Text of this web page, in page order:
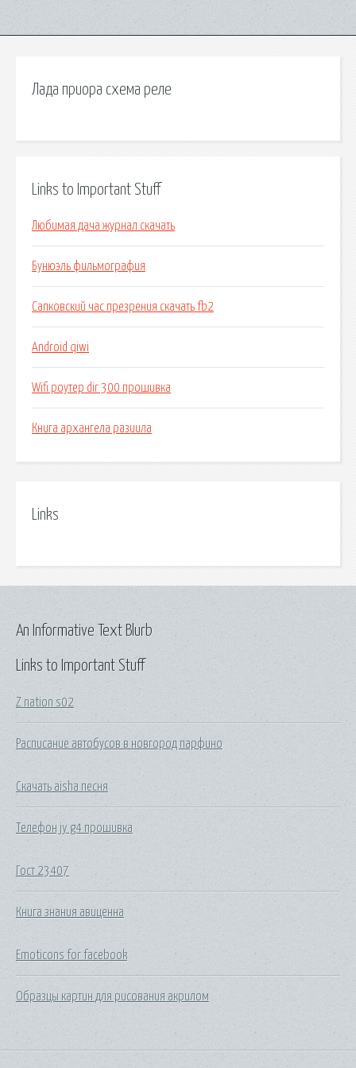
Лада приора схема реле
Links to Important Stuff
Любимая дача журнал скачать
Бунюэль фильмография
Сапковский час презрения скачать fb2
Android qiwi
Wifi роутер dir 300 прошивка
Книга архангела разиила
Links
Links to Important Stuff
Z nation s02
Расписание автобусов в новгород парфино
Скачать aisha песня
Телефон jy g4 прошивка
Гост 23407
Книга знания авиценна
Emoticons for facebook
Образцы картин для рисования акрилом
An Informative Text Blurb